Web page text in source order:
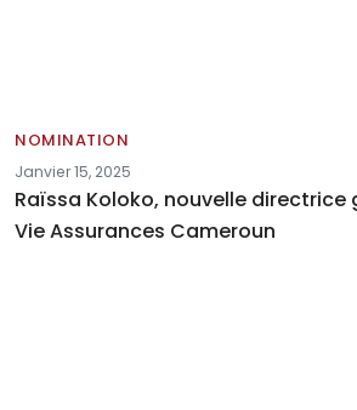
NOMINATION
Janvier 15, 2025
Raïssa Koloko, nouvelle directrice
Vie Assurances Cameroun